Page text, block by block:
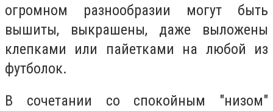
огромном разнообразии могут быть
вышиты, выкрашены, даже выложены
клепками или пайетками на любой из
футболок.
В сочетании со спокойным "низом"